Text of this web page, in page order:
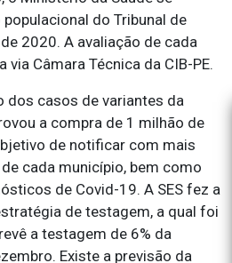
do Tribunal de
2020. A avaliação de cada
Câmara Técnica da CIB-PE.
dos casos de variantes da
a compra de 1 milhão de
de notificar com mais
cada município, bem como
de Covid-19. A SES fez a
de testagem, a qual foi
a testagem de 6% da
Existe a previsão da